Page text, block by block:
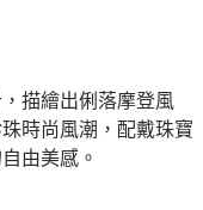
描繪出俐落摩登風
時尚風潮，配戴珠寶
由美感。